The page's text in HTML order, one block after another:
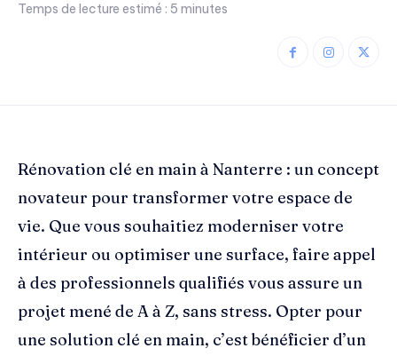
Temps de lecture estimé : 5 minutes
Rénovation clé en main à Nanterre : un concept
novateur pour transformer votre espace de
vie. Que vous souhaitiez moderniser votre
intérieur ou optimiser une surface, faire appel
à des professionnels qualifiés vous assure un
projet mené de A à Z, sans stress. Opter pour
une solution clé en main, c’est bénéficier d’un